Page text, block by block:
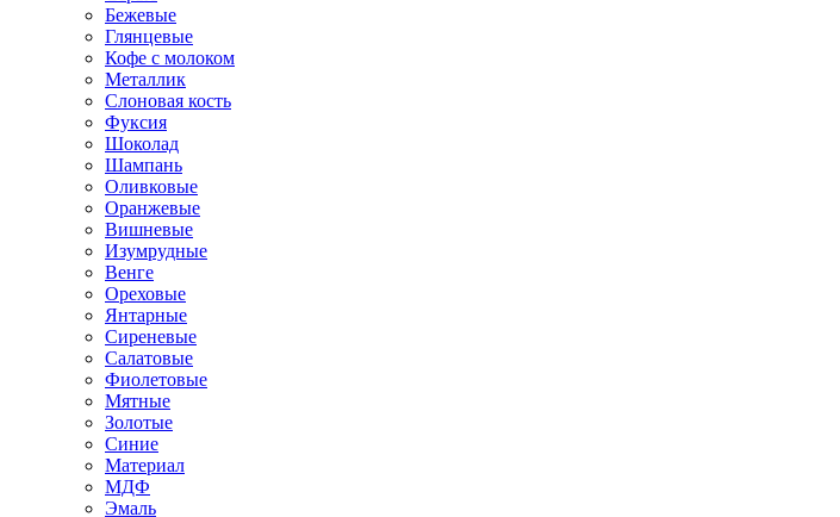
Бежевые
Глянцевые
Кофе с молоком
Металлик
Слоновая кость
Фуксия
Шоколад
Шампань
Оливковые
Оранжевые
Вишневые
Изумрудные
Венге
Ореховые
Янтарные
Сиреневые
Салатовые
Фиолетовые
Мятные
Золотые
Синие
Материал
МДФ
Эмаль